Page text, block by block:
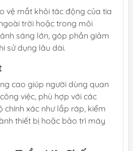
vệ mắt khỏi tác động của tia
trời hoặc trong môi
sáng lớn, góp phần giảm
sử dụng lâu dài.
cao giúp người dùng quan
việc, phù hợp với các
chính xác như lắp ráp, kiểm
thiết bị hoặc bảo trì máy